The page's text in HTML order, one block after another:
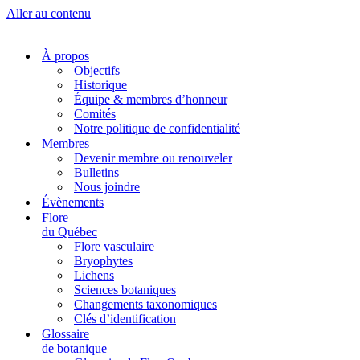
Aller au contenu
À propos
Objectifs
Historique
Équipe & membres d’honneur
Comités
Notre politique de confidentialité
Membres
Devenir membre ou renouveler
Bulletins
Nous joindre
Évènements
Flore
du Québec
Flore vasculaire
Bryophytes
Lichens
Sciences botaniques
Changements taxonomiques
Clés d’identification
Glossaire
de botanique